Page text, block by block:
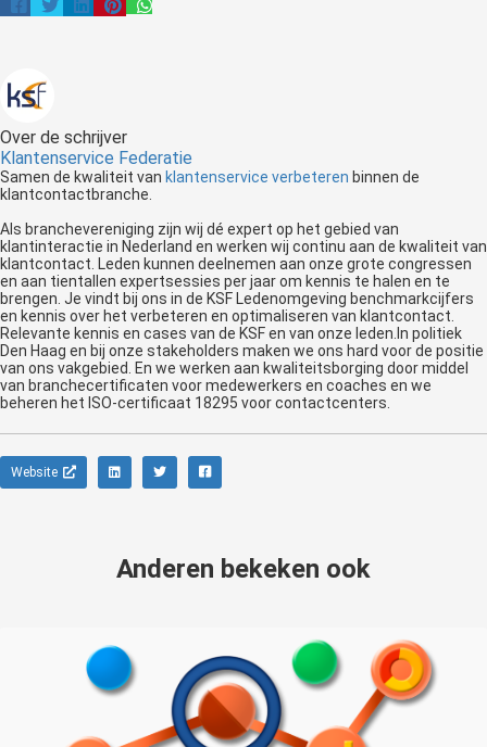
Over de schrijver
Klantenservice Federatie
Samen de kwaliteit van klantenservice verbeteren binnen de
klantcontactbranche.
Als branchevereniging zijn wij dé expert op het gebied van
klantinteractie in Nederland en werken wij continu aan de kwaliteit van
klantcontact. Leden kunnen deelnemen aan onze grote congressen
en aan tientallen expertsessies per jaar om kennis te halen en te
brengen. Je vindt bij ons in de KSF Ledenomgeving benchmarkcijfers
en kennis over het verbeteren en optimaliseren van klantcontact.
Relevante kennis en cases van de KSF en van onze leden.In politiek
Den Haag en bij onze stakeholders maken we ons hard voor de positie
van ons vakgebied. En we werken aan kwaliteitsborging door middel
van branchecertificaten voor medewerkers en coaches en we
beheren het ISO-certificaat 18295 voor contactcenters.
Website
Anderen bekeken ook